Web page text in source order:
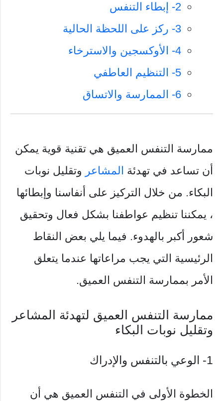
2- إبطاء التنفس
3- ركز على اللحظة الحالية
4- الأوكسجين والاسترخاء
5- التنظيم العاطفي
6- الممارسة والاتساق
ممارسة التنفس العميق هي تقنية قوية يمكن
أن تساعد في تهدئة المشاعر وتقليل نوبات
البكاء. من خلال التركيز على أنفاسنا وإبطائها
، يمكننا تنظيم عواطفنا بشكل فعال وتحقيق
شعور أكبر بالهدوء. فيما يلي بعض النقاط
الرئيسية التي يجب مراعاتها عندما يتعلق
الأمر بممارسة التنفس العميق.
ممارسة التنفس العميق لتهدئة المشاعر
وتقليل نوبات البكاء
1- الوعي بالتنفس والإدراك
الخطوة الأولى في التنفس العميق هي أن